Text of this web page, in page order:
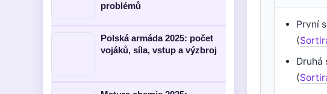
První
(
Druhá
(
problémů
Polská armáda 2025: počet
vojáků, síla, vstup a výzbroj